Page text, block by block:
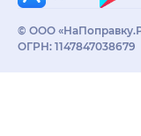
© ООО
ОГРН: 1147847038679